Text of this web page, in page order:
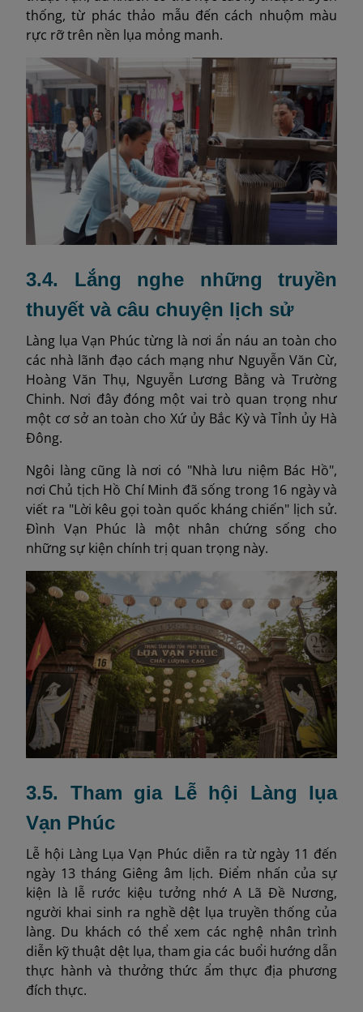
thống, từ phác thảo mẫu đến cách nhuộm màu
rực rỡ trên nền lụa mỏng manh.
3.4. Lắng nghe những truyền
thuyết và câu chuyện lịch sử
Làng lụa Vạn Phúc từng là nơi ẩn náu an toàn cho
các nhà lãnh đạo cách mạng như Nguyễn Văn Cừ,
Hoàng Văn Thụ, Nguyễn Lương Bằng và Trường
Chinh. Nơi đây đóng một vai trò quan trọng như
một cơ sở an toàn cho Xứ ủy Bắc Kỳ và Tỉnh ủy Hà
Đông.
Ngôi làng cũng là nơi có "Nhà lưu niệm Bác Hồ",
nơi Chủ tịch Hồ Chí Minh đã sống trong 16 ngày và
viết ra "Lời kêu gọi toàn quốc kháng chiến" lịch sử.
Đình Vạn Phúc là một nhân chứng sống cho
những sự kiện chính trị quan trọng này.
3.5. Tham gia Lễ hội Làng lụa
Vạn Phúc
Lễ hội Làng Lụa Vạn Phúc diễn ra từ ngày 11 đến
ngày 13 tháng Giêng âm lịch. Điểm nhấn của sự
kiện là lễ rước kiệu tưởng nhớ A Lã Đề Nương,
người khai sinh ra nghề dệt lụa truyền thống của
làng. Du khách có thể xem các nghệ nhân trình
diễn kỹ thuật dệt lụa, tham gia các buổi hướng dẫn
thực hành và thưởng thức ẩm thực địa phương
đích thực.